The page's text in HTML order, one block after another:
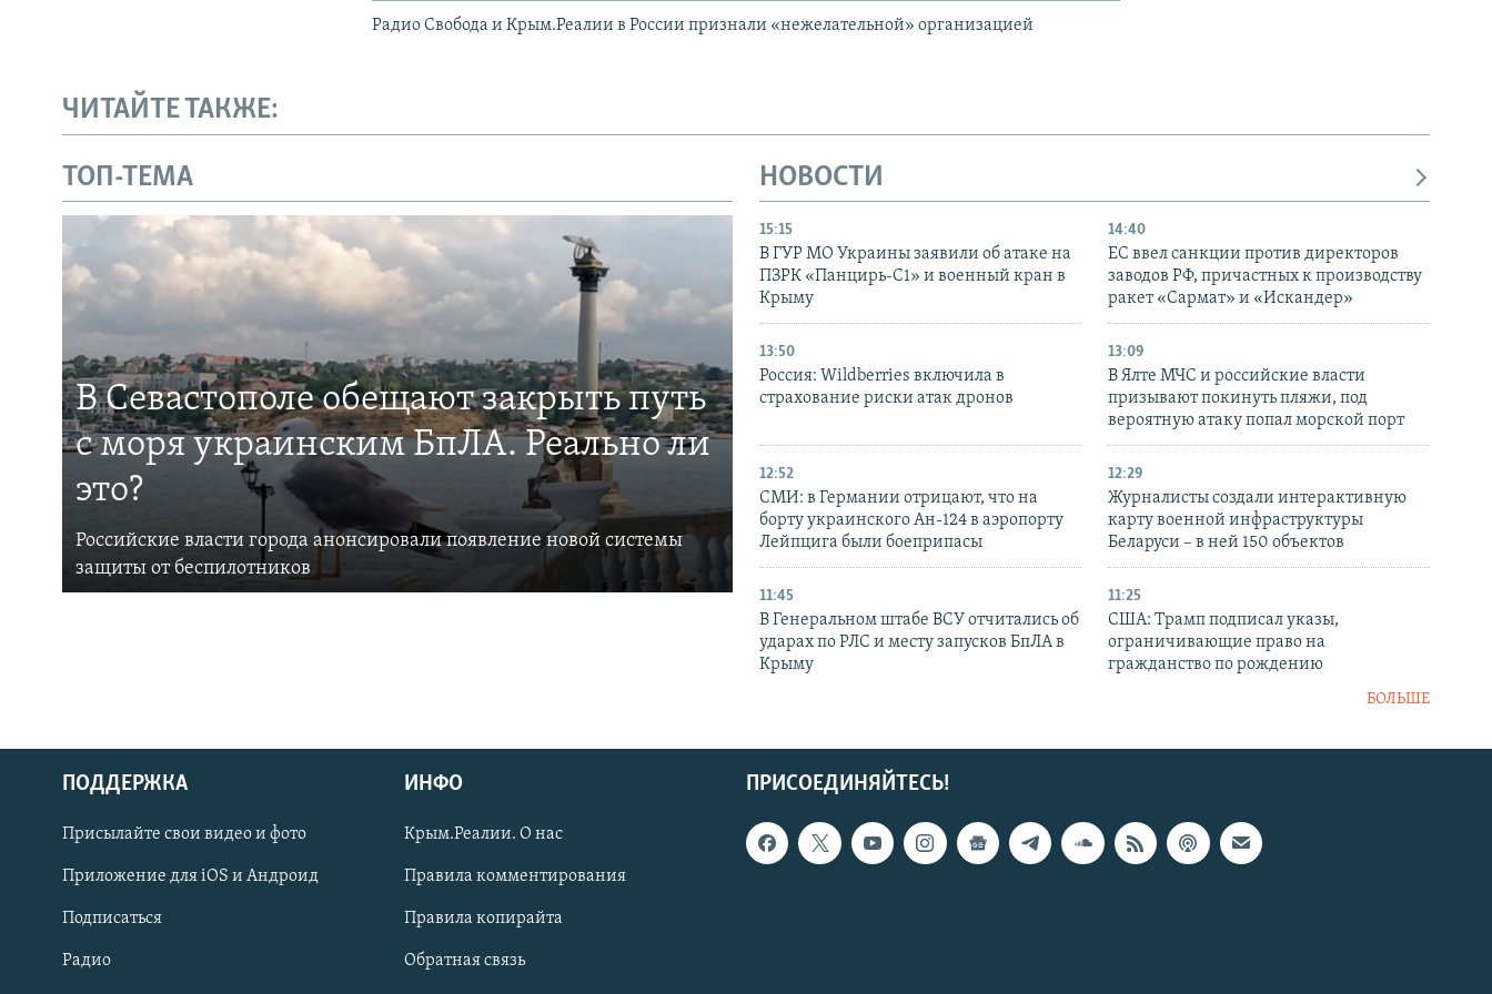
Українською
Qırımtatar
ПРИСОЕДИНЯЙТЕСЬ!
Радио Свобода и Крым.Реалии в России признали «нежелательной» организацией
ЧИТАЙТЕ ТАКЖЕ:
ТОП-ТЕМА
В Севастополе обещают закрыть путь
с моря украинским БпЛА. Реально ли
это?
Российские власти города анонсировали появление новой системы
защиты от беспилотников
НОВОСТИ
15:15
В ГУР МО Украины заявили об атаке на
ПЗРК «Панцирь-С1» и военный кран в
Крыму
14:40
ЕС ввел санкции против директоров
заводов РФ, причастных к производству
ракет «Сармат» и «Искандер»
13:50
Россия: Wildberries включила в
страхование риски атак дронов
13:09
В Ялте МЧС и российские власти
призывают покинуть пляжи, под
вероятную атаку попал морской порт
12:52
СМИ: в Германии отрицают, что на
борту украинского Ан-124 в аэропорту
Лейпцига были боеприпасы
12:29
Журналисты создали интерактивную
карту военной инфраструктуры
Беларуси – в ней 150 объектов
11:45
В Генеральном штабе ВСУ отчитались об
ударах по РЛС и месту запусков БпЛА в
Крыму
11:25
США: Трамп подписал указы,
ограничивающие право на
гражданство по рождению
БОЛЬШЕ
ПРИСОЕДИНЯЙТЕСЬ!
ПОДДЕРЖКА
Присылайте свои видео и фото
Приложение для iOS и Андроид
Подписаться
Радио
ИНФО
Крым.Реалии. О нас
Правила комментирования
Правила копирайта
Обратная связь